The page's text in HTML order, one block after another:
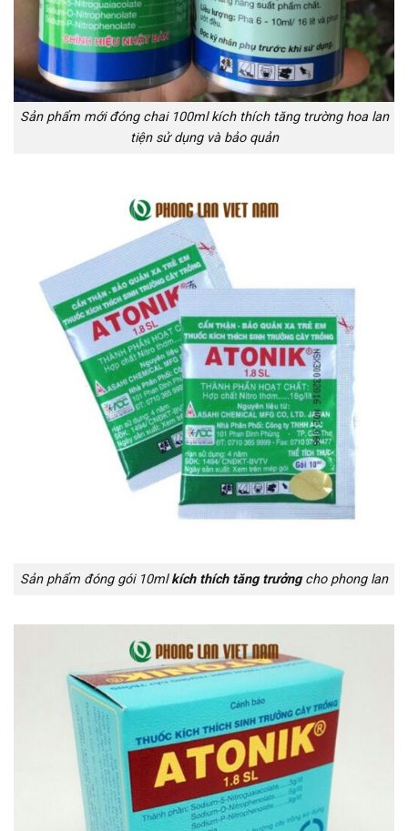
Sản phẩm mới đóng chai 100ml kích thích tăng trường hoa lan
tiện sử dụng và bảo quản
Sản phẩm đóng gói 10mlkích thích tăng trưởngcho phong lan